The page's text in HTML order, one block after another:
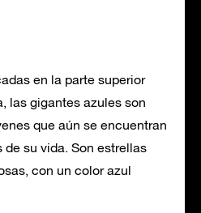
en la parte superior
las gigantes azules son
que aún se encuentran
su vida. Son estrellas
con un color azul